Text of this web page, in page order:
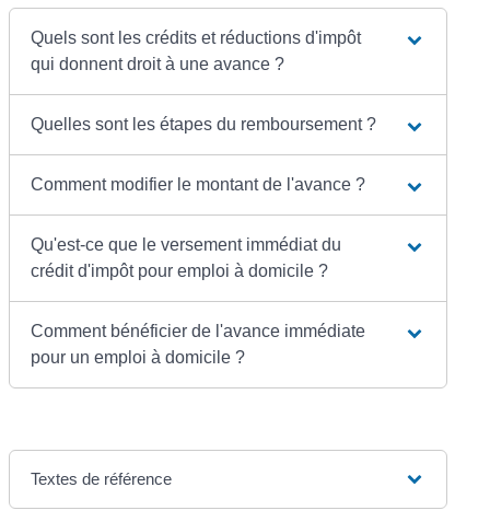
Quels sont les crédits et réductions d'impôt
qui donnent droit à une avance ?
Quelles sont les étapes du remboursement ?
Comment modifier le montant de l'avance ?
Qu'est-ce que le versement immédiat du
crédit d'impôt pour emploi à domicile ?
Comment bénéficier de l'avance immédiate
pour un emploi à domicile ?
Textes de référence